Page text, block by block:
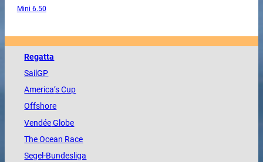
Mini 6.50
Regatta
SailGP
America’s Cup
Offshore
VendéeGlobe
TheOcean Race
Segel-Bundesliga